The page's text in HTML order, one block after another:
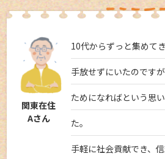
関東在住
Aさん
10代からずっと集めて
手放せずにいたのです
ためになればという思
た。
手軽に社会貢献でき、